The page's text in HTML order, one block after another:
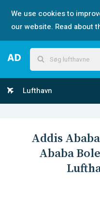
We use cookies to
our website. Read about
Lufthavn
Addis Ababa
Ababa